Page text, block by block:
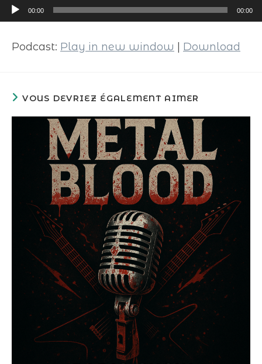
Lecteur
audio
00:00 00:00
Podcast: Play in new window Download
VOUS DEVRIEZ ÉGALEMENT AIMER